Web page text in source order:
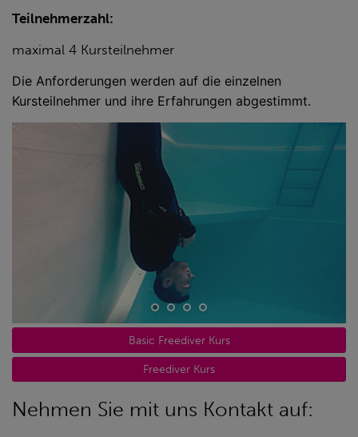
Teilnehmerzahl:
maximal 4 Kursteilnehmer
Die Anforderungen werden auf die einzelnen
Kursteilnehmer und ihre Erfahrungen abgestimmt.
Basic Freediver Kurs
Freediver Kurs
Nehmen Sie mit uns Kontakt auf: